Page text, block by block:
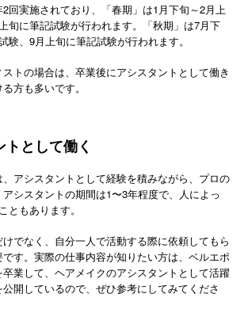
回実施されており、「春期」は1月下旬～2月上
旬に筆記試験が行われます。「秋期」は7月下
験、9月上旬に筆記試験が行われます。
トの場合は、卒業後にアシスタントとして働き
方も多いです。
として働く
アシスタントとして経験を積みながら、プロの
シスタントの期間は1〜3年程度で、人によっ
ともあります。
でなく、自分一人で活動する際に依頼してもら
す。実際の仕事内容が知りたい方は、ベルエポ
業して、ヘアメイクのアシスタントとして活躍
開しているので、ぜひ参考にしてみてくださ